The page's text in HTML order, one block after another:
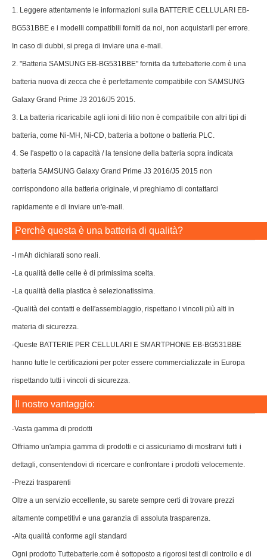
1. Leggere attentamente le informazioni sulla BATTERIE CELLULARI EB-
BG531BBE e i modelli compatibili forniti da noi, non acquistarli per errore.
In caso di dubbi, si prega di inviare una e-mail.
2. "Batteria SAMSUNG EB-BG531BBE" fornita da tuttebatterie.com è una
batteria nuova di zecca che è perfettamente compatibile con SAMSUNG
Galaxy Grand Prime J3 2016/J5 2015.
3. La batteria ricaricabile agli ioni di litio non è compatibile con altri tipi di
batteria, come Ni-MH, Ni-CD, batteria a bottone o batteria PLC.
4. Se l'aspetto o la capacità / la tensione della batteria sopra indicata
batteria SAMSUNG Galaxy Grand Prime J3 2016/J5 2015 non
corrispondono alla batteria originale, vi preghiamo di contattarci
rapidamente e di inviare un'e-mail.
Perchè questa è una batteria di qualità?
-I mAh dichiarati sono reali.
-La qualità delle celle è di primissima scelta.
-La qualità della plastica è selezionatissima.
-Qualità dei contatti e dell'assemblaggio, rispettano i vincoli più alti in
materia di sicurezza.
-Queste BATTERIE PER CELLULARI E SMARTPHONE EB-BG531BBE
hanno tutte le certificazioni per poter essere commercializzate in Europa
rispettando tutti i vincoli di sicurezza.
Il nostro vantaggio:
-Vasta gamma di prodotti
Offriamo un'ampia gamma di prodotti e ci assicuriamo di mostrarvi tutti i
dettagli, consentendovi di ricercare e confrontare i prodotti velocemente.
-Prezzi trasparenti
Oltre a un servizio eccellente, su sarete sempre certi di trovare prezzi
altamente competitivi e una garanzia di assoluta trasparenza.
-Alta qualità conforme agli standard
Ogni prodotto Tuttebatterie.com è sottoposto a rigorosi test di controllo e di